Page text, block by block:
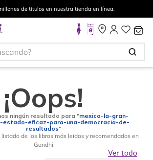
de títulos en nuestra tienda en línea.
¡Oops!
ningún resultado para "mexico-la-gran-
estado-eficaz-para-una-democracia-de-
resultados"
de los libros más leídos y recomendados en
Gandhi
Ver todo